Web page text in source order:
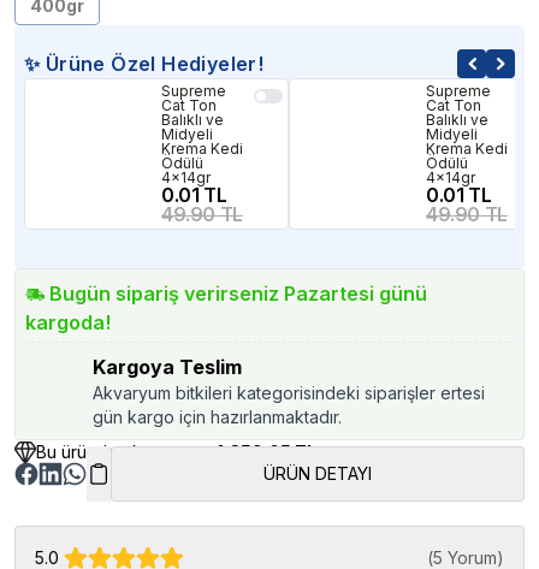
400gr
✨ Ürüne Özel Hediyeler!
Supreme
Cat Ton
Balıklı ve
Midyeli
Krema Kedi
Ödülü
4x14gr
0.01 TL
49.90 TL
Supreme
Cat Ton
Balıklı ve
Midyeli
Krema Kedi
Ödülü
4x14gr
0.01 TL
49.90 TL
Bugün sipariş verirseniz Pazartesi günü
kargoda!
Kargoya Teslim
Akvaryum bitkileri kategorisindeki siparişler ertesi
gün kargo için hazırlanmaktadır.
Bu üründen kazancınız1,359.05 TL
ÜRÜN DETAYI
5.0 (5 Yorum)